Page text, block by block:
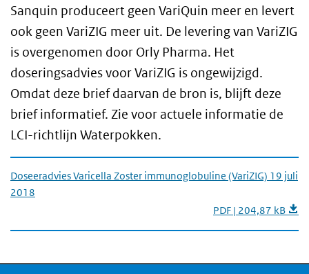
Sanquin produceert geen VariQuin meer en levert
ook geen VariZIG meer uit. De levering van VariZIG
is overgenomen door Orly Pharma. Het
doseringsadvies voor VariZIG is ongewijzigd.
Omdat deze brief daarvan de bron is, blijft deze
brief informatief. Zie voor actuele informatie de
LCI-richtlijn Waterpokken.
Doseeradvies Varicella Zoster immunoglobuline (VariZIG) 19 juli
2018
PDF | 204,87 kB